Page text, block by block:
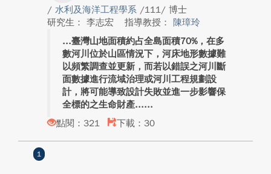
/ 水利及海洋工程學系 /111/ 博士
研究生： 李志宏
指導教授： 陳璋玲
臺灣山地面積約占全島面積70%，在多
數河川位於山區情況下，河床地形數據難
以頻繁調查並更新，而若以錯誤之河川斷
面數據進行流域治理或河川工程規劃設
計，將可能導致設計失敗並進一步影響保
全標的之生命財產...
點閱：321
下載：30
1